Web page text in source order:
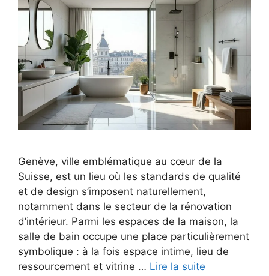
Genève, ville emblématique au cœur de la
Suisse, est un lieu où les standards de qualité
et de design s’imposent naturellement,
notamment dans le secteur de la rénovation
d’intérieur. Parmi les espaces de la maison, la
salle de bain occupe une place particulièrement
symbolique : à la fois espace intime, lieu de
ressourcement et vitrine … Lire la suite